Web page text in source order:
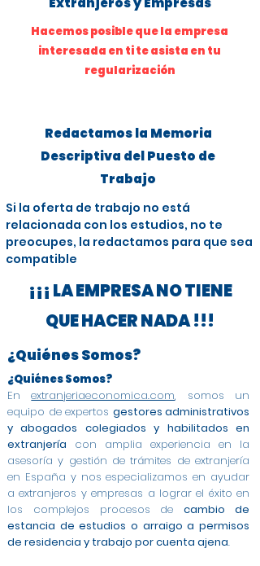
Hacemos posible que la empresa
interesada en ti te asista en tu
regularización
Redactamos la Memoria
Descriptiva del Puesto de
Trabajo
Si la oferta de trabajo no está
relacionada con los estudios, no te
preocupes, la redactamos para que sea
compatible
¡¡¡ LA EMPRESA NO TIENE
QUE HACER NADA !!!
¿Quiénes Somos?
¿Quiénes Somos?
Enextranjeriaeconomica.com, somos un
equipo de expertos gestores administrativos
y abogados colegiados y habilitados en
extranjería con amplia experiencia en la
asesoría y gestión de trámites de extranjería
en España y nos especializamos en ayudar
a extranjeros y empresas a lograr el éxito en
los complejos procesos decambio de
estancia de estudios o arraigo a permisos
de residencia y trabajo por cuenta ajena.